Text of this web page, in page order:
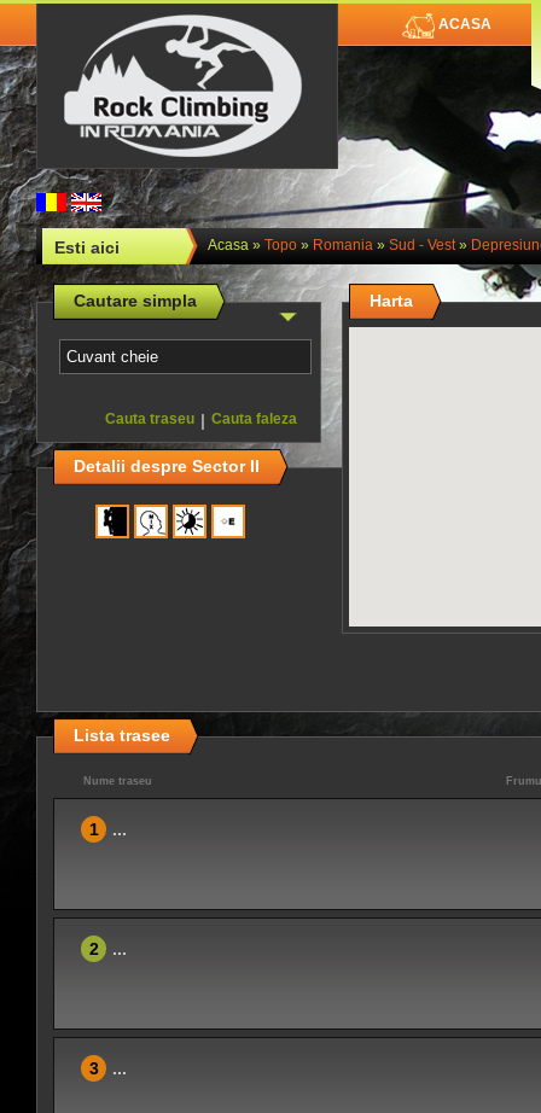
ACASA
Esti aici Acasa» Topo» Romania» Sud - Vest»
Cautare simpla
Cauta faleza
|
Cauta traseu
Harta
Detalii despre Sector II
Lista trasee
Nume traseu
1 ...
2 ...
3 ...